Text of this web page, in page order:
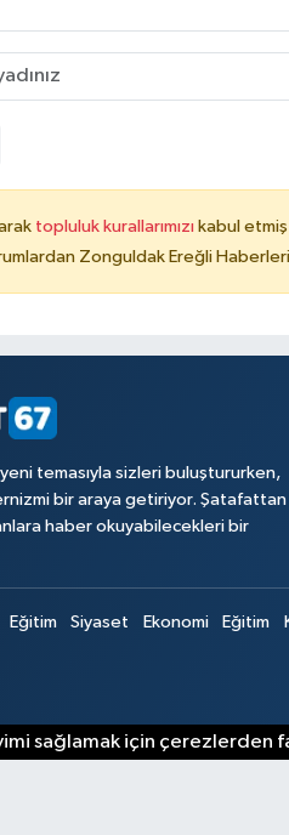
topluluk kurallarımızı kabul
Zonguldak Ereğli
temasıyla sizleri buluştururken,
bir araya getiriyor. Şatafattan
haber okuyabilecekleri bir
Eğitim Siyaset Ekonomi Eğitim
sağlamak için çerezlerden